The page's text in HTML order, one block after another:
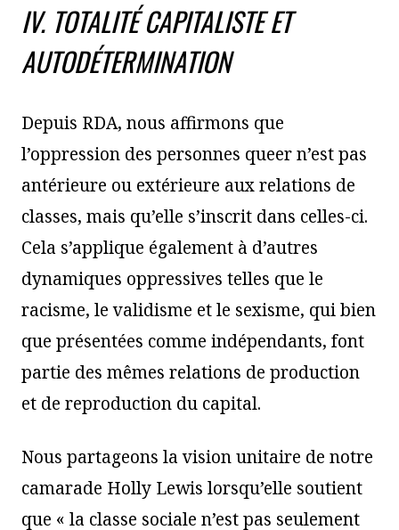
IV. TOTALITÉ CAPITALISTE ET
AUTODÉTERMINATION
Depuis RDA, nous affirmons que
l’oppression des personnes queer n’est pas
antérieure ou extérieure aux relations de
classes, mais qu’elle s’inscrit dans celles-ci.
Cela s’applique également à d’autres
dynamiques oppressives telles que le
racisme, le validisme et le sexisme, qui bien
que présentées comme indépendants, font
partie des mêmes relations de production
et de reproduction du capital.
Nous partageons la vision unitaire de notre
camarade Holly Lewis lorsqu’elle soutient
que « la classe sociale n’est pas seulement